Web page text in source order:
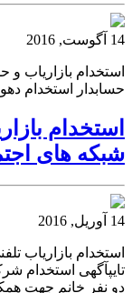
14 آگوست, 2016
استخدام بازاریاب و
حسابدار استخدام
استخدام
شبکه های
14 آوریل, 2016
استخدام بازاریاب
تایپآگهی استخدام
دو نفر خانم جهت